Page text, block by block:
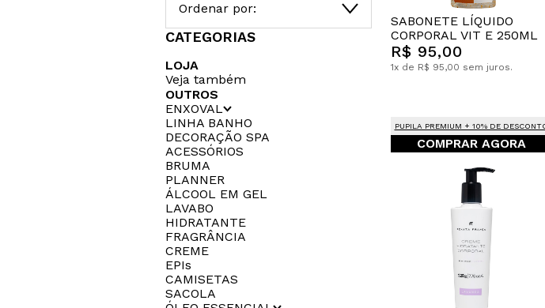
Ordenar por:
CATEGORIAS
LOJA
Veja também
OUTROS
ENXOVAL
LINHA BANHO
DECORAÇÃO SPA
ACESSÓRIOS
BRUMA
PLANNER
ÁLCOOL EM GEL
LAVABO
HIDRATANTE
FRAGRÂNCIA
CREME
EPIs
CAMISETAS
SACOLA
SABONETE LÍQUIDO
CORPORAL VIT E 250ML
R$ 95,00
1x de R$ 95,00 sem juros.
PUPILA PREMIUM + 10% DE
COMPRAR AGORA